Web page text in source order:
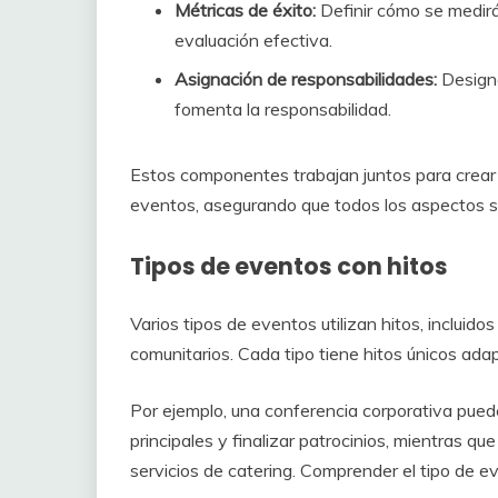
Métricas de éxito: Definir cómo se
evaluación efectiva.
Asignación de responsabilidades:
fomenta la responsabilidad.
Estos componentes trabajan juntos para
eventos, asegurando que todos los aspectos
Tipos de eventos con hitos
Varios tipos de eventos utilizan hitos,
comunitarios. Cada tipo tiene hitos únicos
Por ejemplo, una conferencia corporativa
principales y finalizar patrocinios, mientras
servicios de catering. Comprender el tipo de